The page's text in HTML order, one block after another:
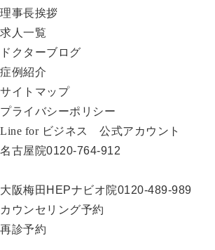
理事長挨拶
求人一覧
ドクターブログ
症例紹介
サイトマップ
プライバシーポリシー
Line for ビジネス 公式アカウント
名古屋院0120-764-912
大阪梅田HEPナビオ院0120-489-989
カウンセリング予約
再診予約